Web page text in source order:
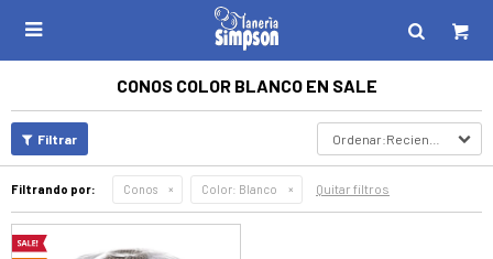

CONOS COLOR BLANCO EN SALE
Recientes
Filtrando por: Conos Color: Blanco Quitar filtros